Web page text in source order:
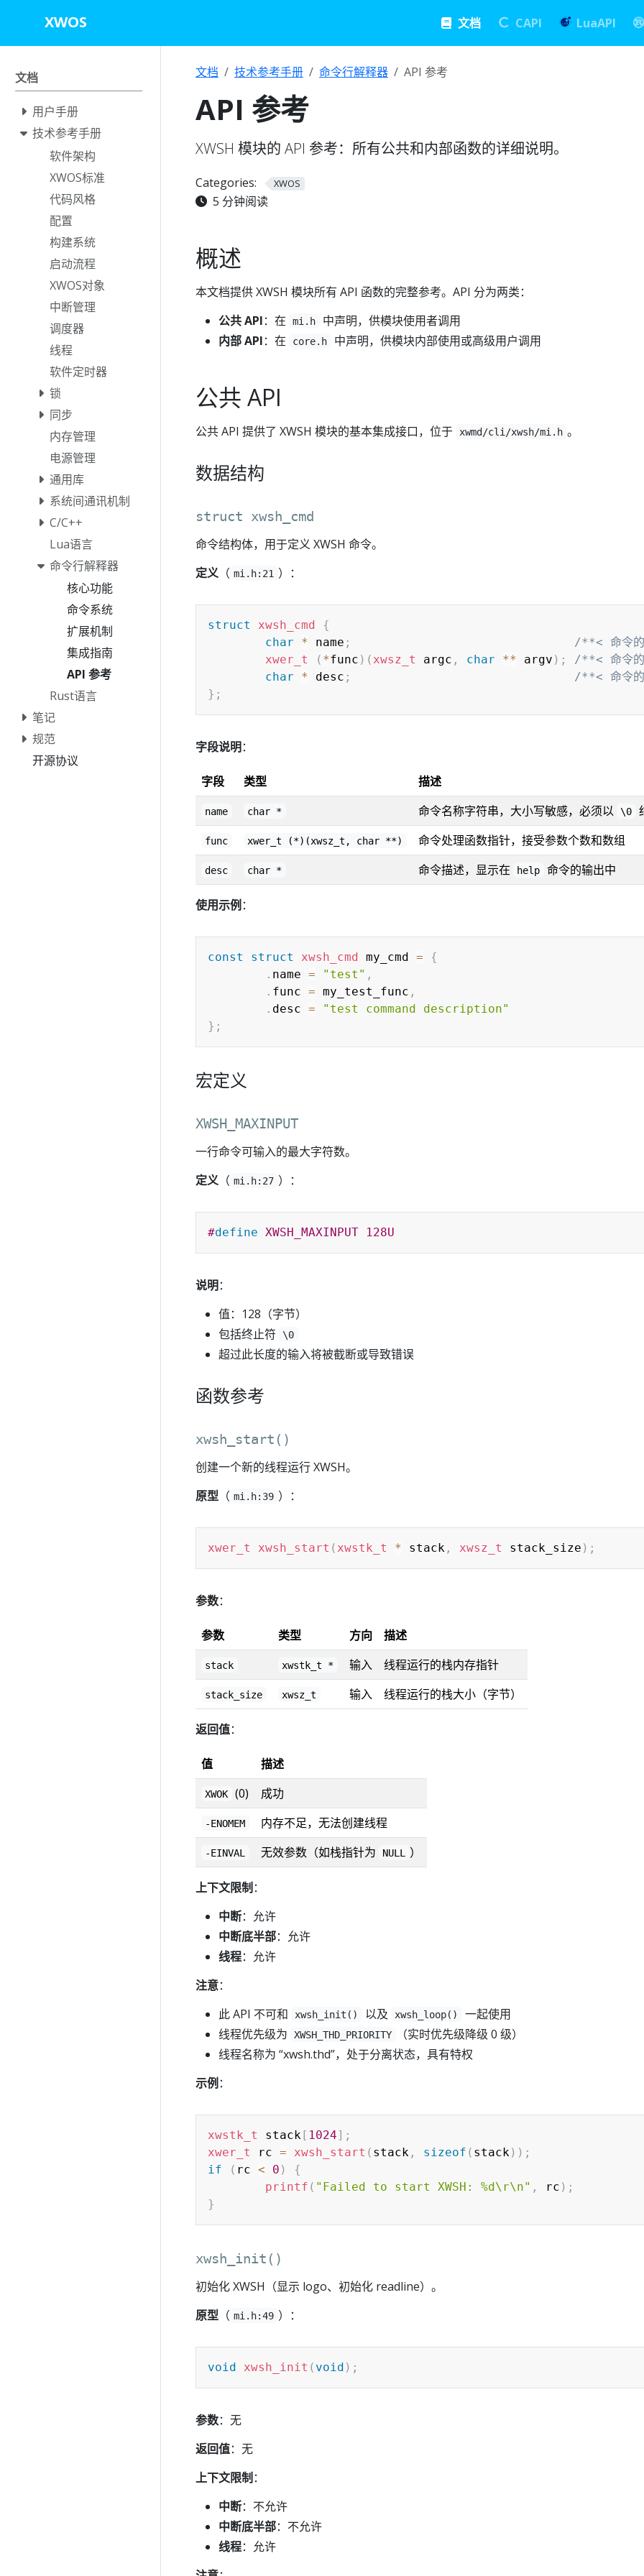
XWOS 文档 CAPI LuaAPI
文档
用户手册
技术参考手册
软件架构
XWOS标准
代码风格
配置
构建系统
启动流程
XWOS对象
中断管理
调度器
线程
软件定时器
锁
同步
内存管理
电源管理
通用库
系统间通讯机制
C/C++
Lua语言
命令行解释器
核心功能
命令系统
扩展机制
集成指南
API 参考
Rust语言
笔记
规范
开源协议
文档 技术参考手册 命令行解释器 API 参考
API 参考
XWSH 模块的 API 参考：所有公共和内部函数的详细说明。
Categories: XWOS
5 分钟阅读
概述
本文档提供 XWSH 模块所有 API 函数的完整参考。API 分为两类：
公共 API：在 mi.h
中声明，供模块使用者调用
内部 API：在 core.h 中声明，供模块内部使用或高级用户调用
公共 API
公共 API 提供了 XWSH 模块的基本集成接口，位于 xwmd/cli/xwsh/mi.h 。
数据结构
struct xwsh_cmd
命令结构体，用于定义 XWSH 命令。
定义 （ mi.h:21 ）：
struct xwsh_cmd
{
char
* name ;
/**< 命令
xwer_t
( *func ) ( xwsz_t argc , char ** argv ) ;
/**< 命令
char
* desc ;
/**< 命令
} ;
字段说明：
字段 类型 描述
name char * 命令名称字符串，大小写敏感，必须以 \0
func xwer_t (*)(xwsz_t, char **) 命令处理函数指针，接受参数个数和数组
desc char * 命令描述，显示在 help 命令的输出中
使用示例 ：
const struct xwsh_cmd my_cmd =
{
. name = "test" ,
. func = my_test_func ,
. desc =
"test command description"
} ;
宏定义
XWSH_MAXINPUT
一行命令可输入的最大字符数。
定义 （ mi.h:27 ）：
#define XWSH_MAXINPUT 128U
说明：
值：128（字节）
包括终止符
\0
超过此长度的输入将被截断或导致错误
函数参考
xwsh_start()
创建一个新的线程运行 XWSH。
原型 （ mi.h:39 ）：
xwer_t xwsh_start ( xwstk_t * stack , xwsz_t stack_size ) ;
参数：
参数 类型 方向 描述
stack xwstk_t * 输入 线程运行的栈内存指针
stack_size xwsz_t 输入 线程运行的栈大小（字节）
返回值：
值 描述
XWOK (0) 成功
-ENOMEM 内存不足，无法创建线程
-EINVAL 无效参数（如栈指针为 NULL ）
上下文限制 ：
中断：允许
中断底半部：允许
线程：允许
注意：
此 API 不可和
xwsh_init() 以及 xwsh_loop()
一起使用
线程优先级为
XWSH_THD_PRIORITY
（实时优先级降级 0 级）
线程名称为 “xwsh.thd”，处于分离状态，具有特权
示例 ：
xwstk_t stack [ 1024] ;
xwer_t
rc = xwsh_start ( stack , sizeof ( stack ) ) ;
if
( rc < 0 )
{
printf ( "Failed to start XWSH: %d\r\n" , rc ) ;
}
xwsh_init()
初始化 XWSH（显示 logo、初始化 readline）。
原型 （ mi.h:49 ）：
void xwsh_init ( void ) ;
参数：无
返回值：无
上下文限制 ：
中断：不允许
中断底半部：不允许
线程：允许